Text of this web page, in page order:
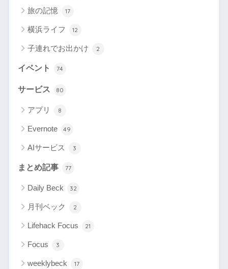
旅の記憶 17
横浜ライフ 12
子連れでお出かけ 2
イベント 74
サービス 80
アプリ 8
Evernote 49
AIサービス 3
まとめ記事 77
Daily Beck 32
月刊ベック 2
Lifehack Focus 21
Focus 3
weeklybeck 17